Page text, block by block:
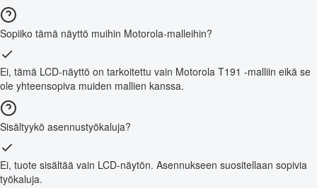
Sopiiko tämä näyttö muihin Motorola-malleihin?
Ei, tämä LCD-näyttö on tarkoitettu vain Motorola T191 -malliin eikä se
ole yhteensopiva muiden mallien kanssa.
Sisältyykö asennustyökaluja?
Ei, tuote sisältää vain LCD-näytön. Asennukseen suositellaan sopivia
työkaluja.